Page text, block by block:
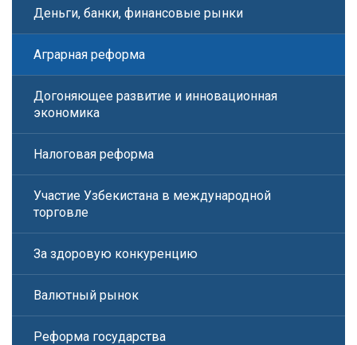
Деньги, банки, финансовые рынки
Аграрная реформа
Догоняющее развитие и инновационная
экономика
Налоговая реформа
Участие Узбекистана в международной
торговле
За здоровую конкуренцию
Валютный рынок
Реформа государства